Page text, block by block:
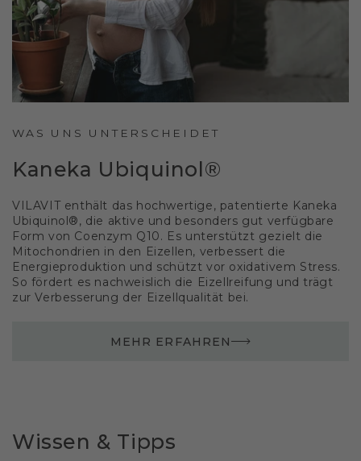
WAS UNS UNTERSCHEIDET
Kaneka Ubiquinol®
VILAVIT enthält das hochwertige, patentierte Kaneka
Ubiquinol®, die aktive und besonders gut verfügbare
Form von Coenzym Q10. Es unterstützt gezielt die
Mitochondrien in den Eizellen, verbessert die
Energieproduktion und schützt vor oxidativem Stress.
So fördert es nachweislich die Eizellreifung und trägt
zur Verbesserung der Eizellqualität bei.
MEHR ERFAHREN
Wissen & Tipps